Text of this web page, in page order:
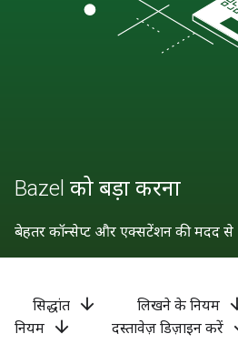
Bazel को बड़ा करना
बेहतर कॉन्सेप्ट और एक्सटेंशन की मदद से
सिद्धांत arrow_downward लिखने के नियम
नियम
arrow_downward दस्तावेज़ डिज़ाइन करें